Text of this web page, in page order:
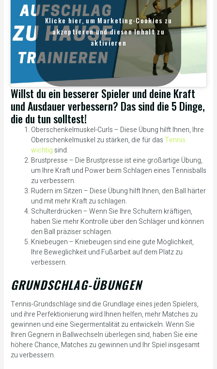
Klicke hier, um Marketing-Cookies zu
akzeptieren und diesen Inhalt zu
aktivieren
Willst du ein besserer Spieler und deine Kraft
und Ausdauer verbessern? Das sind die 5 Dinge,
die du tun solltest!
Oberschenkelmuskel-Curls – Diese Übung hilft Ihnen, Ihre
Oberschenkelmuskel zu stärken, die für dasTennis
wichtig sind.
Brustpresse – Die Brustpresse ist eine großartige Übung,
um Ihre Kraft und Power beim Schlagen eines Tennisballs
zu verbessern.
Rudern im Sitzen – Diese Übung hilft Ihnen, den Ball härter
und mit mehr Kraft zu schlagen.
Schulterdrücken – Wenn Sie Ihre Schultern kräftigen,
haben Sie mehr Kontrolle über den Schläger und können
den Ball präziser schlagen.
Kniebeugen – Kniebeugen sind eine gute Möglichkeit,
Ihre Beweglichkeit und Fußarbeit auf dem Platz zu
verbessern.
GRUNDSCHLAG-ÜBUNGEN
Tennis-Grundschläge sind die Grundlage eines jeden Spielers,
und ihre Perfektionierung wird Ihnen helfen, mehr Matches zu
gewinnen und eine Siegermentalität zu entwickeln. Wenn Sie
Ihren Gegnern in Ballwechseln überlegen sind, haben Sie eine
höhere Chance, Matches zu gewinnen und Ihr Spiel insgesamt
zu verbessern.